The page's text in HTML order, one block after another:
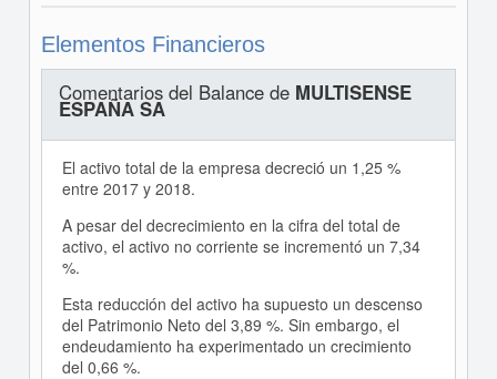
Elementos Financieros
Comentarios del Balance de MULTISENSE
ESPAÑA SA
El activo total de la empresa decreció un 1,25 %
entre 2017 y 2018.
A pesar del decrecimiento en la cifra del total de
activo, el activo no corriente se incrementó un 7,34
%.
Esta reducción del activo ha supuesto un descenso
del Patrimonio Neto del 3,89 %. Sin embargo, el
endeudamiento ha experimentado un crecimiento
del 0,66 %.